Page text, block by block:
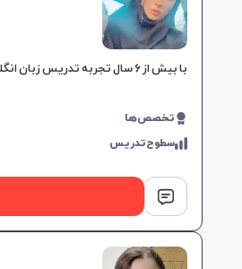
با بیش از ۶ سال تجربه تدریس زبان انگلیسی، بر تقویت مهارت‌های مکالمه و اعتماد به نفس تمرکز دارم و مناسب برای تمامی سطوح زبان‌آموزان هستم.
تخصص‌ها
سطوح‌تدریس